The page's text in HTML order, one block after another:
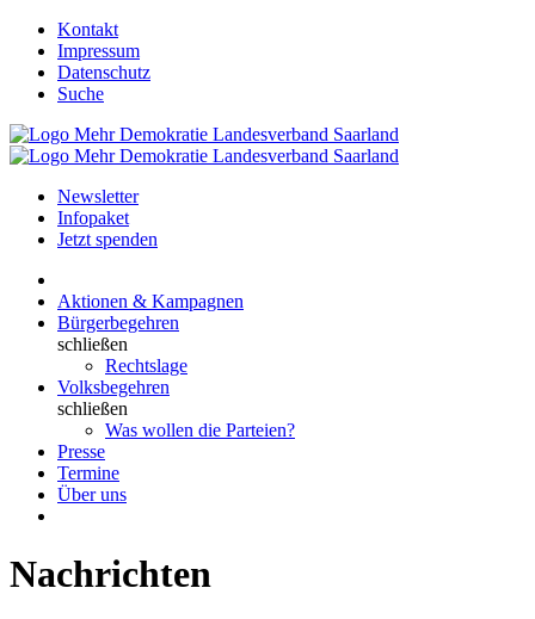
Kontakt
Impressum
Datenschutz
Suche
Newsletter
Infopaket
Jetzt spenden
Aktionen & Kampagnen
Bürgerbegehren
schließen
Rechtslage
Volksbegehren
schließen
Was wollen die Parteien?
Presse
Termine
Über uns
Nachrichten